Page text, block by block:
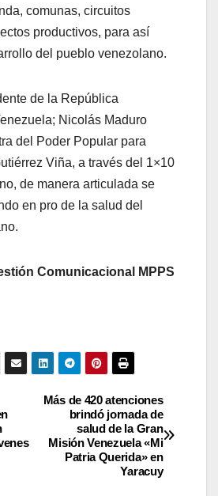
comunas, circuitos
productivos, para así
del pueblo venezolano.
de la República
Nicolás Maduro
del Poder Popular para
Viña, a través del 1×10
de manera articulada se
en pro de la salud del
Comunicacional MPPS
Más de 420 atenciones
brindó jornada de
salud de la Gran
Misión Venezuela «Mi
Patria Querida» en
Yaracuy